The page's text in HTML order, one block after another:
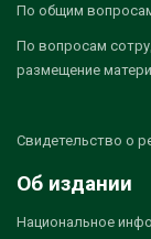
По общим
По вопросам
размещение
Свидетельство о
Об издании
Национальное